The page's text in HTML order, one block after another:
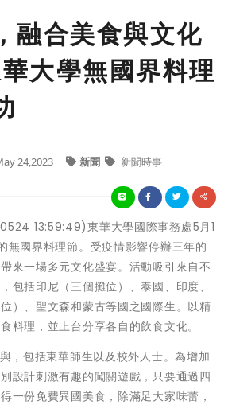
融合美食與文化
大學無國界料理
24,2023 新聞 新聞時事
13:59:49)東華大學國際事務處5月1
無國界料理節。受疫情影響停辦三年的
來一場多元文化盛宴。活動吸引來自不
包括印尼（三個攤位）、泰國、印度、
）、聖文森和蒙古等國之國際生。以精
料理，並上台分享各自的飲食文化。
，包括東華師生以及校外人士。為增加
設計刺激有趣的闖關遊戲，只要通過四
一份免費異國美食，除滿足大家味蕾，